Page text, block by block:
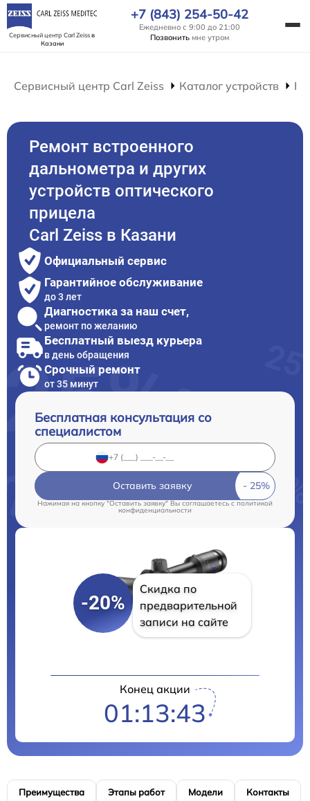
Сервисный центр Carl Zeissв
Казани
+7 (843) 254-50-42
Ежедневно с 9:00 до 21:00
Позвонить мне утром
Сервисный центр Carl Zeiss Каталог устройств
Ремонт встроенного
дальнометра и других
устройств оптического
прицела
Carl Zeiss в Казани
Официальный сервис
Гарантийное обслуживание
до 3 лет
Диагностика за наш счет,
ремонт по желанию
Бесплатный выезд курьера
в день обращения
Срочный ремонт
от 35 минут
Бесплатная консультация со
специалистом
Оставить заявку
Нажимая на кнопку "Оставить заявку" Вы соглашаетесь cполитикой
конфиденциальности
-20%
Скидка по
предварительной
записи на сайте
Конец акции
01:13:42
Преимущества Этапы работ Модели Контакты